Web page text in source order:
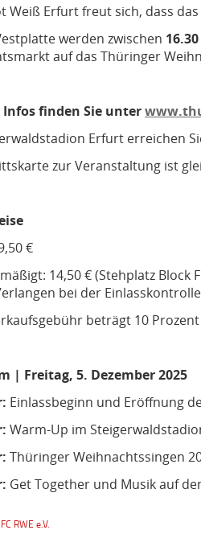
Weiß Erfurt freut sich, dass
werden zwischen
auf das Thüringer
Infos finden Sie unter
Erfurt erreichen
zur Veranstaltung ist
€
14,50 € (Stehplatz Block
bei der
beträgt 10
| Freitag, 5. Dezember 2025
Einlassbeginn und Eröffnung
Warm-Up im
Thüringer Weihnachtssingen
Get Together und Musik auf
FC RWE e.V.